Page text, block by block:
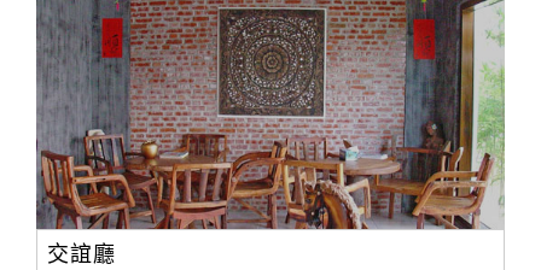
卡
訂
房
請
款
收
交誼廳